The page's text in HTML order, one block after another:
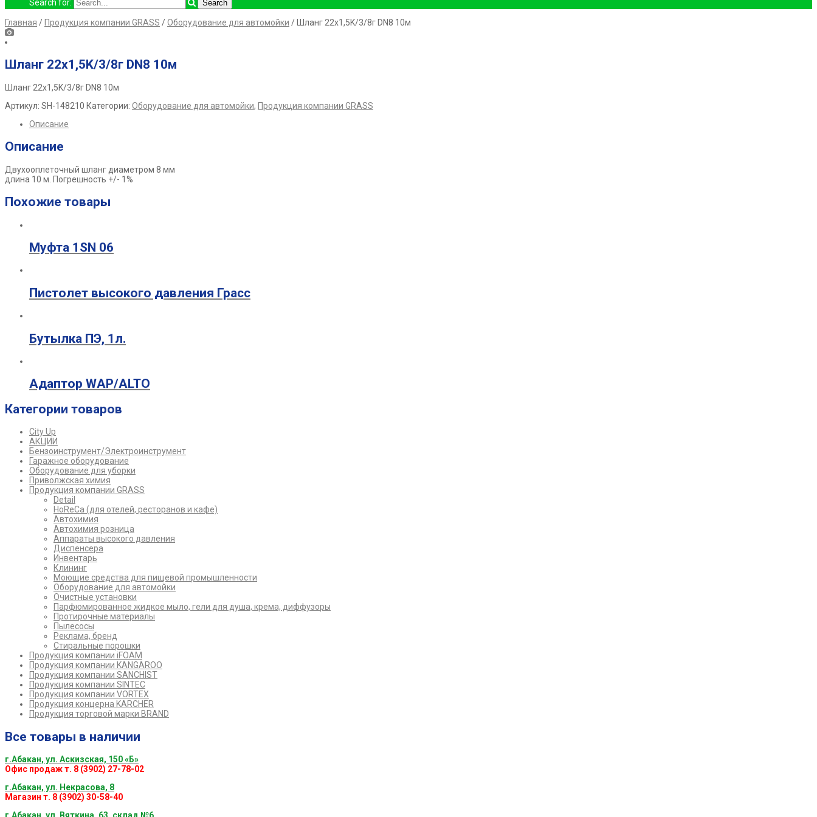
Search for:
Главная / Продукция компании GRASS /Оборудование для автомойки / Шланг 22х1,5K/3/8г DN8 10м
Шланг 22х1,5K/3/8г DN8 10м
Шланг 22х1,5K/3/8г DN8 10м
Артикул: SH-148210 Категории: Оборудование для автомойки, Продукция компании GRASS
Описание
Описание
Двухооплеточный шланг диаметром 8 мм
длина 10 м. Погрешность +/- 1%
Похожие товары
Муфта 1SN 06
Пистолет высокого давления Грасс
Бутылка ПЭ, 1л.
Адаптор WAP/ALTO
Категории товаров
City Up
АКЦИИ
Бензоинструмент/Электроинструмент
Гаражное оборудование
Оборудование для уборки
Приволжская химия
Продукция компании GRASS
Detail
HoReCa (для отелей, ресторанов и кафе)
Автохимия
Автохимия розница
Аппараты высокого давления
Диспенсера
Инвентарь
Клининг
Моющие средства для пищевой промышленности
Оборудование для автомойки
Очистные установки
Парфюмированное жидкое мыло, гели для душа, крема, диффузоры
Протирочные материалы
Пылесосы
Реклама, бренд
Стиральные порошки
Продукция компании iFOAM
Продукция компании KANGAROO
Продукция компании SANCHIST
Продукция компании SINTEC
Продукция компании VORTEX
Продукция концерна KARCHER
Продукция торговой марки BRAND
Все товары в наличии
г.Абакан, ул. Аскизская, 150 «Б»
Офис продаж т. 8 (3902) 27-78-02
г.Абакан, ул. Некрасова, 8
Магазин т. 8 (3902) 30-58-40